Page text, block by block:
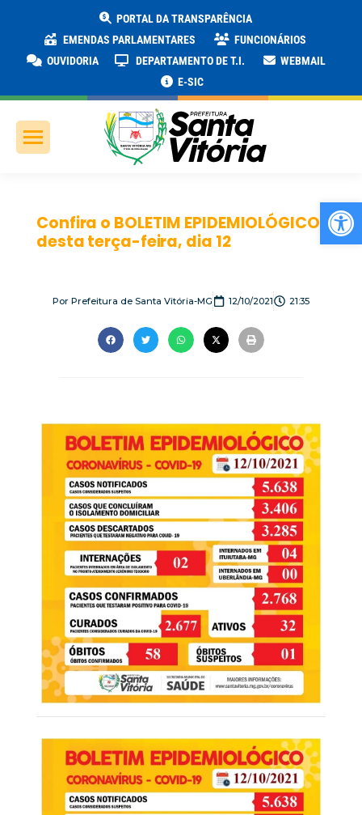
PORTAL DA TRANSPARÊNCIA
EMENDAS PARLAMENTARES
FUNCIONÁRIOS
OUVIDORIA
DEPARTAMENTO DE T.I.
WEBMAIL
E-SIC
Confira o BOLETIM EPIDEMIOLÓGICO
desta terça-feira, dia 12
Por Prefeitura de Santa Vitória-MG 12/10/2021 21:35